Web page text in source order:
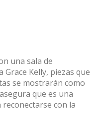
una sala de
Kelly, piezas que
se mostrarán como
que es una
con la